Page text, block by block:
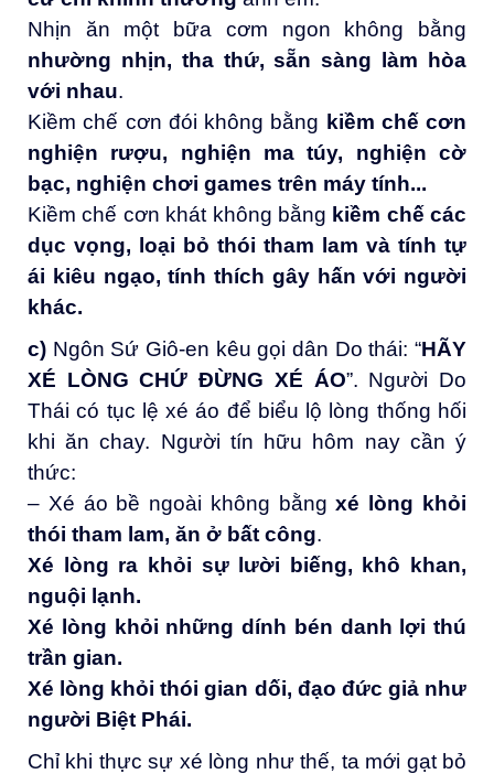
Nhịn ăn một bữa cơm ngon không bằng
nhường nhịn, tha thứ, sẵn sàng làm hòa
với nhau.
Kiềm chế cơn đói không bằng kiềm chế cơn
nghiện rượu, nghiện ma túy, nghiện cờ
bạc, nghiện chơi games trên máy tính...
Kiềm chế cơn khát không bằng kiềm chế các
dục vọng, loại bỏ thói tham lam và tính tự
ái kiêu ngạo, tính thích gây hấn với người
khác.
c) Ngôn Sứ Giô-en kêu gọi dân Do thái: “HÃY
XÉ LÒNG CHỨ ĐỪNG XÉ ÁO”. Người Do
Thái có tục lệ xé áo để biểu lộ lòng thống hối
khi ăn chay. Người tín hữu hôm nay cần ý
thức:
– Xé áo bề ngoài không bằngxé lòng khỏi
thói tham lam, ăn ở bất công.
Xé lòng ra khỏi sự lười biếng, khô khan,
nguội lạnh.
Xé lòng khỏi những dính bén danh lợi thú
trần gian.
Xé lòng khỏi thói gian dối, đạo đức giả như
người Biệt Phái.
Chỉ khi thực sự xé lòng như thế, ta mới gạt bỏ